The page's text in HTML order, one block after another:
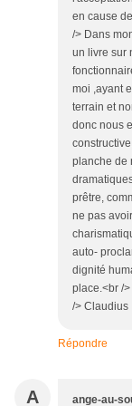
en cause
/> Dans
un livre sur
moi ,ayant
terrain et
donc nous
planche de
prêtre,
ne pas
auto-
dignité
place.<br /
/> Claudius
Répondre
A ange-au-